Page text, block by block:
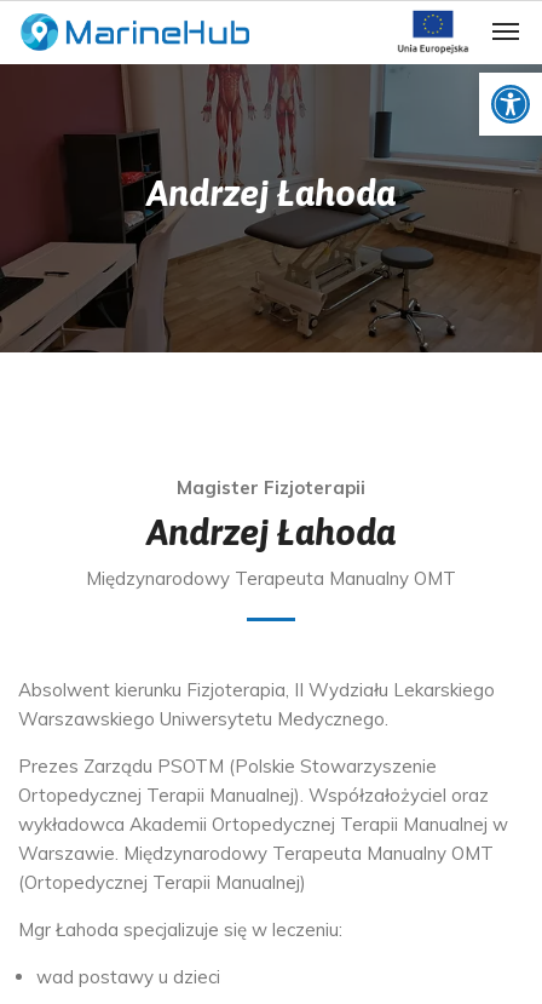
Andrzej Łahoda
Magister Fizjoterapii
Andrzej Łahoda
Międzynarodowy Terapeuta Manualny OMT
Absolwent kierunku Fizjoterapia, II Wydziału Lekarskiego
Warszawskiego Uniwersytetu Medycznego.
Prezes Zarządu PSOTM (Polskie Stowarzyszenie
Ortopedycznej Terapii Manualnej). Współzałożyciel oraz
wykładowca Akademii Ortopedycznej Terapii Manualnej w
Warszawie. Międzynarodowy Terapeuta Manualny OMT
(Ortopedycznej Terapii Manualnej)
Mgr Łahoda specjalizuje się w leczeniu:
wad postawy u dzieci